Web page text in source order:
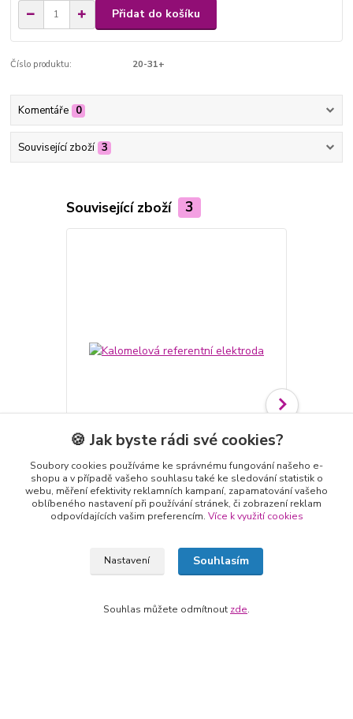
Přidat do košíku
Číslo produktu: 20-31+
Komentáře 0
Související zboží 3
Související zboží 3
Kalomelová referentní elektroda
1 521 Kč/ ks
1 257 Kčbez DPH
1 439 Kč
1 189 Kč
🍪 Jak byste rádi své cookies?
Soubory cookies používáme ke správnému fungování našeho e-
shopu a v případě vašeho souhlasu také ke sledování statistik o
webu, měření efektivity reklamních kampaní, zapamatování vašeho
oblíbeného nastavení při používání stránek, či zobrazení reklam
odpovídajících vašim preferencím. Více k využití cookies
Nastavení Souhlasím
Souhlas můžete odmítnout zde.